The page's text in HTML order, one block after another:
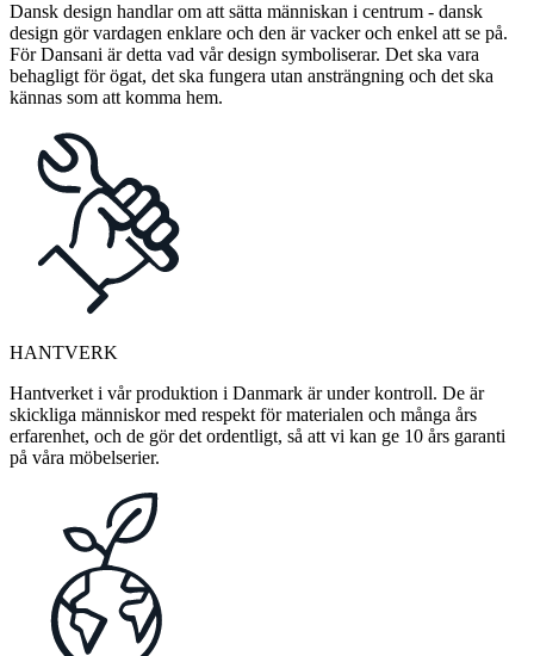
Dansk design handlar om att sätta människan i centrum - dansk
design gör vardagen enklare och den är vacker och enkel att se på.
För Dansani är detta vad vår design symboliserar. Det ska vara
behagligt för ögat, det ska fungera utan ansträngning och det ska
kännas som att komma hem.
HANTVERK
Hantverket i vår produktion i Danmark är under kontroll. De är
skickliga människor med respekt för materialen och många års
erfarenhet, och de gör det ordentligt, så att vi kan ge 10 års garanti
på våra möbelserier.